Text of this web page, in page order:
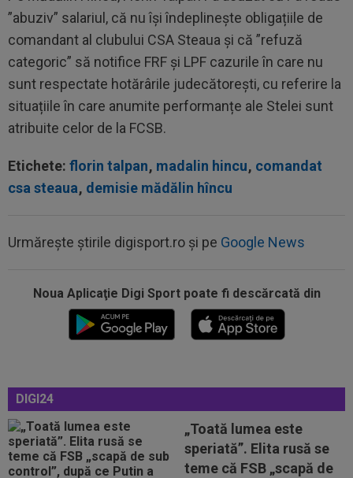
”abuziv” salariul, că nu își îndeplinește obligațiile de
comandant al clubului CSA Steaua și că ”refuză
categoric” să notifice FRF și LPF cazurile în care nu
sunt respectate hotărârile judecătorești, cu referire la
situațiile în care anumite performanțe ale Stelei sunt
atribuite celor de la FCSB.
Etichete: florin talpan, madalin hincu, comandat
csa steaua, demisie mădălin hîncu
Urmărește știrile digisport.ro și pe Google News
Noua Aplicaţie Digi Sport poate fi descărcată din
DIGI24
„Toată lumea este
speriată”. Elita rusă se
teme că FSB „scapă de
00:27 EXCLUSIV
Radu Naum, reacția serii după ce
Marius Șumudică a început negocierile cu CFR...
OFICIAL
Dezastru: după Barcelona, a ratat
00:02 EXCLUSIV
Rapid a dat lovitura! Victor
Angelescu a anunțat transferul: "Foarte bun"
00:01 OFICIAL
Surpriză! Kevin Ciubotaru a semnat:
”Nu am putut rata această oportunitate”